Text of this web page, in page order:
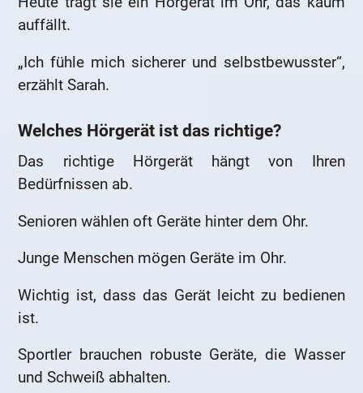
auffällt.
„Ich fühle mich sicherer und selbstbewusster“,
erzählt Sarah.
Welches Hörgerät ist das richtige?
Das richtige Hörgerät hängt von Ihren
Bedürfnissen ab.
Senioren wählen oft Geräte hinter dem Ohr.
Junge Menschen mögen Geräte im Ohr.
Wichtig ist, dass das Gerät leicht zu bedienen
ist.
Sportler brauchen robuste Geräte, die Wasser
und Schweiß abhalten.